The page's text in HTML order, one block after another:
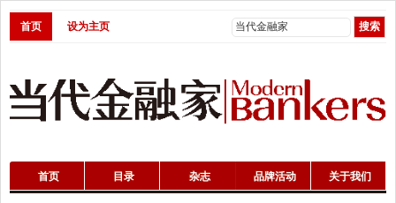
首页 设为主页
首页 目录 杂志 品牌活动 关于我们